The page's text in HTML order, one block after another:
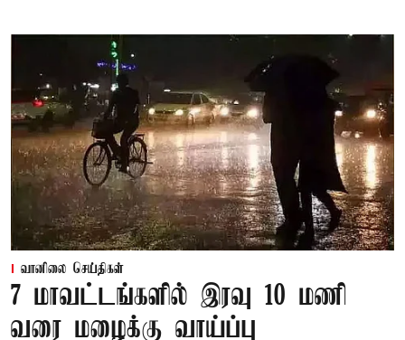
வானிலை செய்திகள்
7 மாவட்டங்களில் இரவு 10 மணி
வரை மழைக்கு வாய்ப்பு